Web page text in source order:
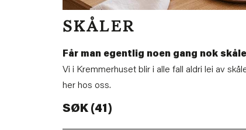
SKÅLER
Får man egentlig noen gang nok
Vi i Kremmerhuset blir i alle fall aldri lei av
her hos oss.
SØK (41)